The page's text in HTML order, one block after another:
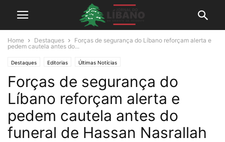
Home Destaques
Forças de segurança do Líbano reforçam alerta e
pedem cautela antes do...
Destaques Editorias Últimas Notícias
Forças de segurança do
Líbano reforçam alerta e
pedem cautela antes do
funeral de Hassan Nasrallah